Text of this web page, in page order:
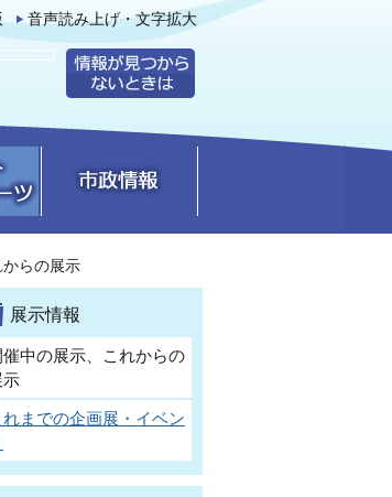
音声読み上げ・文字拡大
らの展示
展示情報
催中の展示、これからの
示
れまでの企画展・イベン